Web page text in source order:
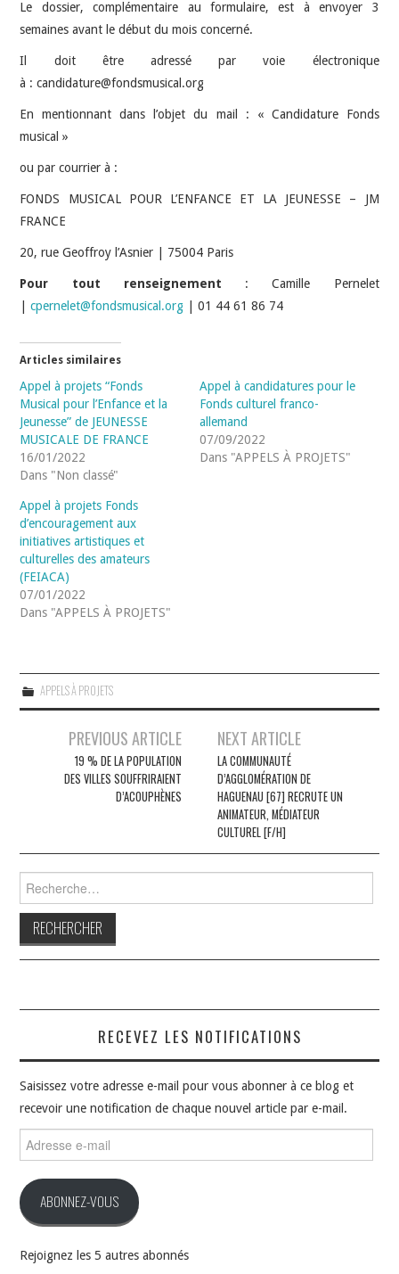
Le dossier, complémentaire au formulaire, est à envoyer 3
semaines avant le début du mois concerné.
Il doit être adressé par voie électronique
à : candidature@fondsmusical.org
En mentionnant dans l’objet du mail : « Candidature Fonds
musical »
ou par courrier à :
FONDS MUSICAL POUR L’ENFANCE ET LA JEUNESSE – JM
FRANCE
20, rue Geoffroy l’Asnier | 75004 Paris
Pour tout renseignement : Camille Pernelet
|cpernelet@fondsmusical.org | 01 44 61 86 74
Articles similaires
Appel à projets “Fonds
Musical pour l’Enfance et la
Jeunesse” de JEUNESSE
MUSICALE DE FRANCE
16/01/2022
Dans "Non classé"
Appel à candidatures pour le
Fonds culturel franco-
allemand
07/09/2022
Dans "APPELS À PROJETS"
Appel à projets Fonds
d’encouragement aux
initiatives artistiques et
culturelles des amateurs
(FEIACA)
07/01/2022
Dans "APPELS À PROJETS"
APPELS À PROJETS
Navigation
articles
PREVIOUS ARTICLE
19 % DE LA POPULATION
DES VILLES SOUFFRIRAIENT
D’ACOUPHÈNES
NEXT ARTICLE
LA COMMUNAUTÉ
D’AGGLOMÉRATION DE
HAGUENAU [67] RECRUTE UN
ANIMATEUR, MÉDIATEUR
CULTUREL [F/H]
RECEVEZ LES NOTIFICATIONS
Saisissez votre adresse e-mail pour vous abonner à ce blog et
recevoir une notification de chaque nouvel article par e-mail.
e-
ABONNEZ-VOUS
Rejoignez les 5 autres abonnés